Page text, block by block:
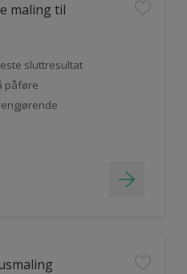
maling til
sluttresultat
påføre